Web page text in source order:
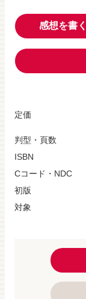
感想を書く
定価
判型・頁数
ISBN
Cコード・NDC
初版
対象